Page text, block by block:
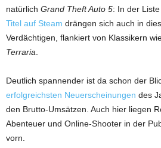
natürlich Grand Theft Auto 5: In der
Titel auf Steam drängen sich auch in
Verdächtigen, flankiert von Klassikern
Terraria
Deutlich spannender ist da schon der
erfolgreichsten Neuerscheinungen des
den Brutto-Umsätzen. Auch hier liegen
Abenteuer und Online-Shooter in der
vorn.